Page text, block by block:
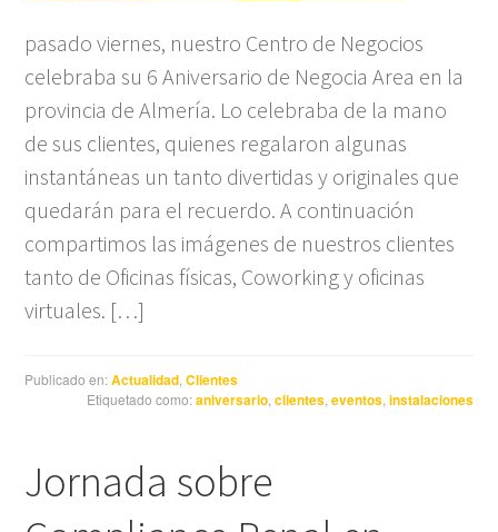
pasado viernes, nuestro Centro de Negocios
celebraba su 6 Aniversario de Negocia Area en la
provincia de Almería. Lo celebraba de la mano
de sus clientes, quienes regalaron algunas
instantáneas un tanto divertidas y originales que
quedarán para el recuerdo. A continuación
compartimos las imágenes de nuestros clientes
tanto de Oficinas físicas, Coworking y oficinas
virtuales. […]
Publicado en:Actualidad ,Clientes
Etiquetado como:aniversario, clientes, eventos, instalaciones
Jornada sobre